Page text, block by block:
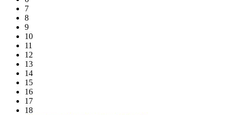
7
8
9
10
11
12
13
14
15
16
17
18